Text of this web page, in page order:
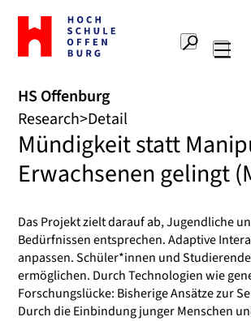
To
the
home
Offenburg
University
of
Applied
Sciences
Search
HS Offenburg
Research Detail
Mündigkeit statt
Erwachsenen gelingt
Das Projekt zielt darauf ab, Jugendliche
Bedürfnissen entsprechen. Adaptive
anpassen. Schüler*innen und
ermöglichen. Durch Technologien wie
Forschungslücke: Bisherige Ansätze zur
Durch die Einbindung junger Menschen